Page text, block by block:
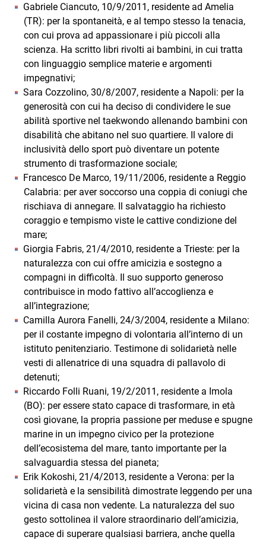
Gabriele Ciancuto, 10/9/2011, residente ad Amelia
(TR): per la spontaneità, e al tempo stesso la tenacia,
con cui prova ad appassionare i più piccoli alla
scienza. Ha scritto libri rivolti ai bambini, in cui tratta
con linguaggio semplice materie e argomenti
impegnativi;
Sara Cozzolino, 30/8/2007, residente a Napoli: per la
generosità con cui ha deciso di condividere le sue
abilità sportive nel taekwondo allenando bambini con
disabilità che abitano nel suo quartiere. Il valore di
inclusività dello sport può diventare un potente
strumento di trasformazione sociale;
Francesco De Marco, 19/11/2006, residente a Reggio
Calabria: per aver soccorso una coppia di coniugi che
rischiava di annegare. Il salvataggio ha richiesto
coraggio e tempismo viste le cattive condizione del
mare;
Giorgia Fabris, 21/4/2010, residente a Trieste: per la
naturalezza con cui offre amicizia e sostegno a
compagni in difficoltà. Il suo supporto generoso
contribuisce in modo fattivo all’accoglienza e
all’integrazione;
Camilla Aurora Fanelli, 24/3/2004, residente a Milano:
per il costante impegno di volontaria all’interno di un
istituto penitenziario. Testimone di solidarietà nelle
vesti di allenatrice di una squadra di pallavolo di
detenuti;
Riccardo Folli Ruani, 19/2/2011, residente a Imola
(BO): per essere stato capace di trasformare, in età
così giovane, la propria passione per meduse e spugne
marine in un impegno civico per la protezione
dell’ecosistema del mare, tanto importante per la
salvaguardia stessa del pianeta;
Erik Kokoshi, 21/4/2013, residente a Verona: per la
solidarietà e la sensibilità dimostrate leggendo per una
vicina di casa non vedente. La naturalezza del suo
gesto sottolinea il valore straordinario dell’amicizia,
capace di superare qualsiasi barriera, anche quella